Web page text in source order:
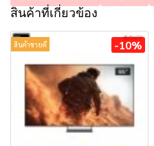
สินค้าที่เกี่ยวข้อง
สินค้าขายดี -10%